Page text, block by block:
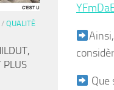
Que
/ QUALITÉ
PLUS